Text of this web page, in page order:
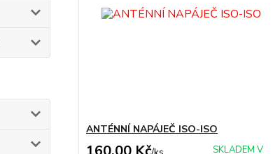
ANTÉNNÍ NAPÁJEČ ISO-ISO
SKLADEM V